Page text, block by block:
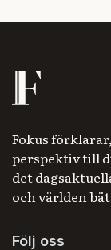
Fokus
perspektiv till
det
och världen
Följ oss